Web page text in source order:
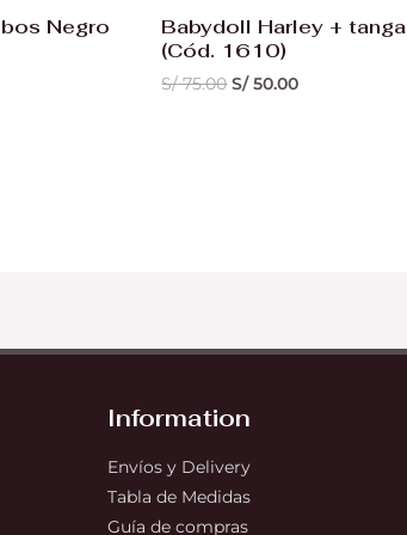
Negro
Babydoll Harley + tanga
(Cód. 1610)
S/75.00 S/50.00
Information
Envíos y Delivery
Tabla de Medidas
Guía de compras